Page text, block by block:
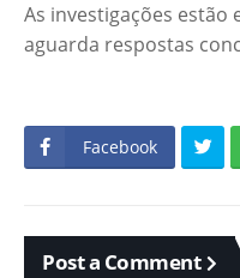
As investigações estão
aguarda respostas
Facebook
Post a Comment